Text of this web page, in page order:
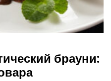
брауни: